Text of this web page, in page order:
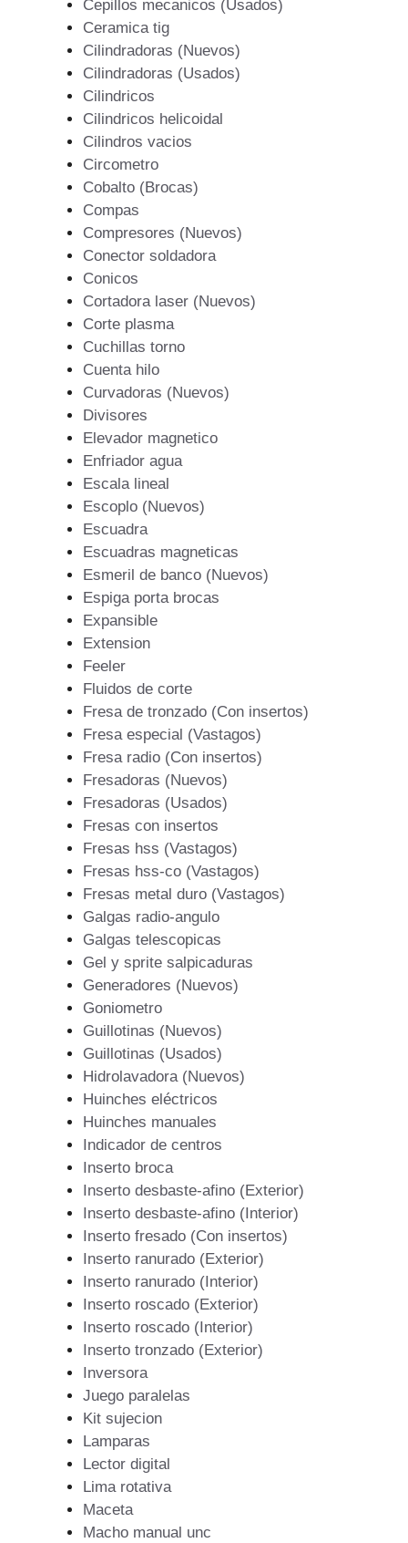
Cepillos mecanicos (Usados)
Ceramica tig
Cilindradoras (Nuevos)
Cilindradoras (Usados)
Cilindricos
Cilindricos helicoidal
Cilindros vacios
Circometro
Cobalto (Brocas)
Compas
Compresores (Nuevos)
Conector soldadora
Conicos
Cortadora laser (Nuevos)
Corte plasma
Cuchillas torno
Cuenta hilo
Curvadoras (Nuevos)
Divisores
Elevador magnetico
Enfriador agua
Escala lineal
Escoplo (Nuevos)
Escuadra
Escuadras magneticas
Esmeril de banco (Nuevos)
Espiga porta brocas
Expansible
Extension
Feeler
Fluidos de corte
Fresa de tronzado (Con insertos)
Fresa especial (Vastagos)
Fresa radio (Con insertos)
Fresadoras (Nuevos)
Fresadoras (Usados)
Fresas con insertos
Fresas hss (Vastagos)
Fresas hss-co (Vastagos)
Fresas metal duro (Vastagos)
Galgas radio-angulo
Galgas telescopicas
Gel y sprite salpicaduras
Generadores (Nuevos)
Goniometro
Guillotinas (Nuevos)
Guillotinas (Usados)
Hidrolavadora (Nuevos)
Huinches eléctricos
Huinches manuales
Indicador de centros
Inserto broca
Inserto desbaste-afino (Exterior)
Inserto desbaste-afino (Interior)
Inserto fresado (Con insertos)
Inserto ranurado (Exterior)
Inserto ranurado (Interior)
Inserto roscado (Exterior)
Inserto roscado (Interior)
Inserto tronzado (Exterior)
Inversora
Juego paralelas
Kit sujecion
Lamparas
Lector digital
Lima rotativa
Maceta
Macho manual unc